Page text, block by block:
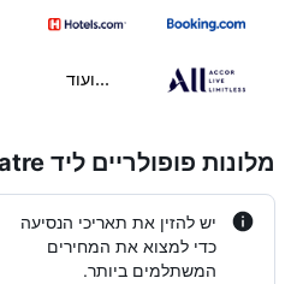
...ועוד
מלונות פופולריים ליד Epstein Theatre
יש להזין את תאריכי הנסיעה
כדי למצוא את המחירים
המשתלמים ביותר.